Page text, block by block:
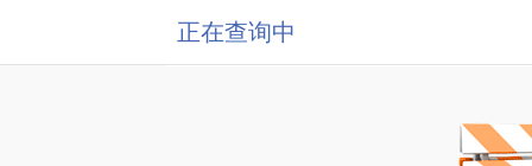
正在查询中